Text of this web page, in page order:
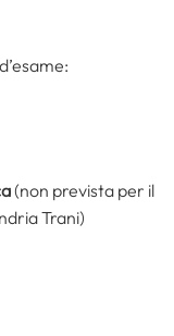
(non prevista per il
Trani)